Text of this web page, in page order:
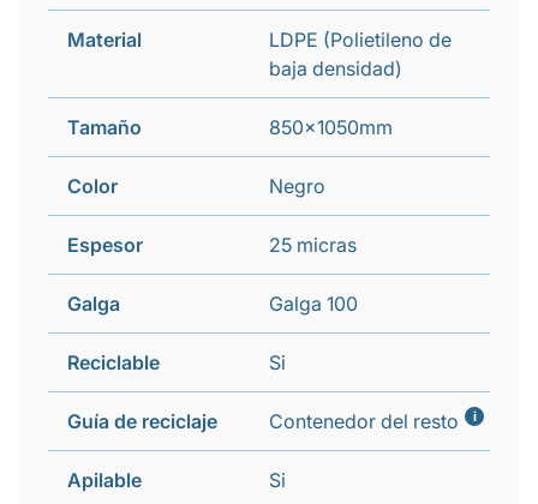
Material
LDPE (Polietileno de
baja densidad)
Tamaño 850x1050mm
Color Negro
Espesor 25 micras
Galga Galga 100
Reciclable Si
Guía de reciclaje Contenedor del resto i
Apilable Si